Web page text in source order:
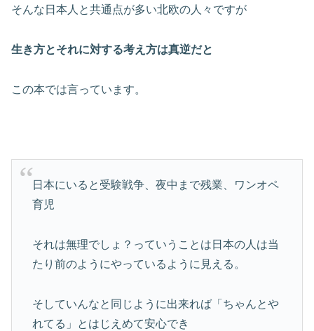
そんな日本人と共通点が多い北欧の人々ですが
生き方とそれに対する考え方は真逆だと
この本では言っています。
日本にいると受験戦争、夜中まで残業、ワンオペ
育児
それは無理でしょ？っていうことは日本の人は当
たり前のようにやっているように見える。
そしていんなと同じように出来れば「ちゃんとや
れてる」とはじえめて安心でき